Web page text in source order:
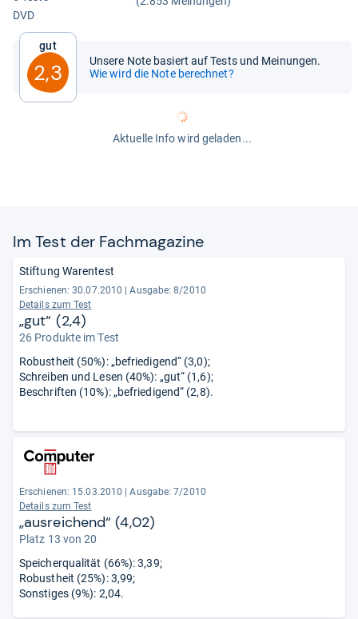
DVD
Gut
2,3
Unsere Note basiert auf Tests und Meinungen.
Wie wird die Note berechnet?
Aktuelle Info wird geladen...
Im Test der Fach­ma­ga­zine
Stiftung Warentest
Erschienen: 30.07.2010
Ausgabe: 8/2010
Details zum Test
„gut“ (2,4)
26 Produkte im Test
Robustheit (50%): „befriedigend“ (3,0);
Schreiben und Lesen (40%): „gut“ (1,6);
Beschriften (10%): „befriedigend“ (2,8).
Erschienen: 15.03.2010
Ausgabe: 7/2010
Details zum Test
„ausreichend“ (4,02)
Platz 13 von 20
Speicherqualität (66%): 3,39;
Robustheit (25%): 3,99;
Sonstiges (9%): 2,04.